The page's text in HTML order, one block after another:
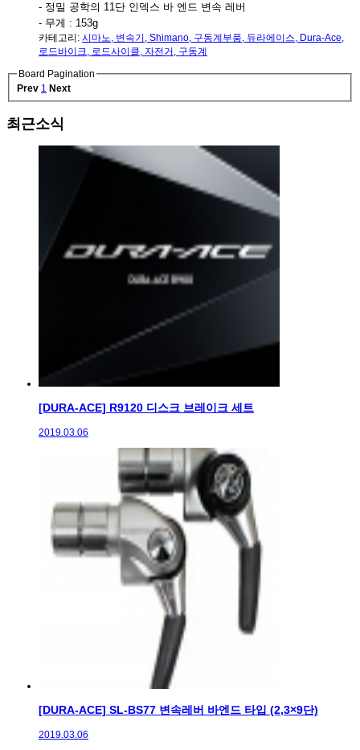
- 정밀 공학의 11단 인덱스 바 엔드 변속 레버
- 무게 : 153g
카테고리: 시마노, 변속기 , Shimano, 구동계부품, 듀라에이스, Dura-Ace,
로드바이크, 로드사이클, 자전거 , 구동계
Board Pagination
Prev 1 Next
최근소식
[DURA-ACE] R9120 디스크 브레이크 세트
2019.03.06
[DURA-ACE] SL-BS77 변속레버 바엔드 타입 (2,3×9단)
2019.03.06